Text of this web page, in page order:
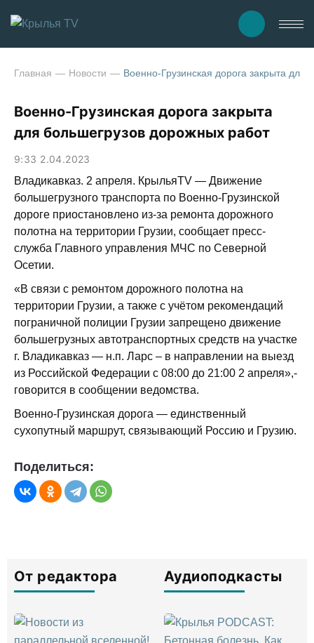
Главная Новости Военно-Грузинская дорога закрыта для
Военно-Грузинская дорога закрыта
для большегрузов дорожных работ
9:33 2.04.2023
Владикавказ. 2 апреля. КрыльяTV — Движение
большегрузного транспорта по Военно-Грузинской
дороге приостановлено из-за ремонта дорожного
полотна на территории Грузии, сообщает пресс-
служба Главного управления МЧС по Северной
Осетии.
«В связи с ремонтом дорожного полотна на
территории Грузии, а также с учётом рекомендаций
пограничной полиции Грузии запрещено движение
большегрузных автотранспортных средств на участке
г. Владикавказ — н.п. Ларс – в направлении на выезд
из Российской Федерации с 08:00 до 21:00 2 апреля»,-
говорится в сообщении ведомства.
Военно-Грузинская дорога — единственный
сухопутный маршрут, связывающий Россию и Грузию.
Поделиться:
От редактора Аудиоподкасты